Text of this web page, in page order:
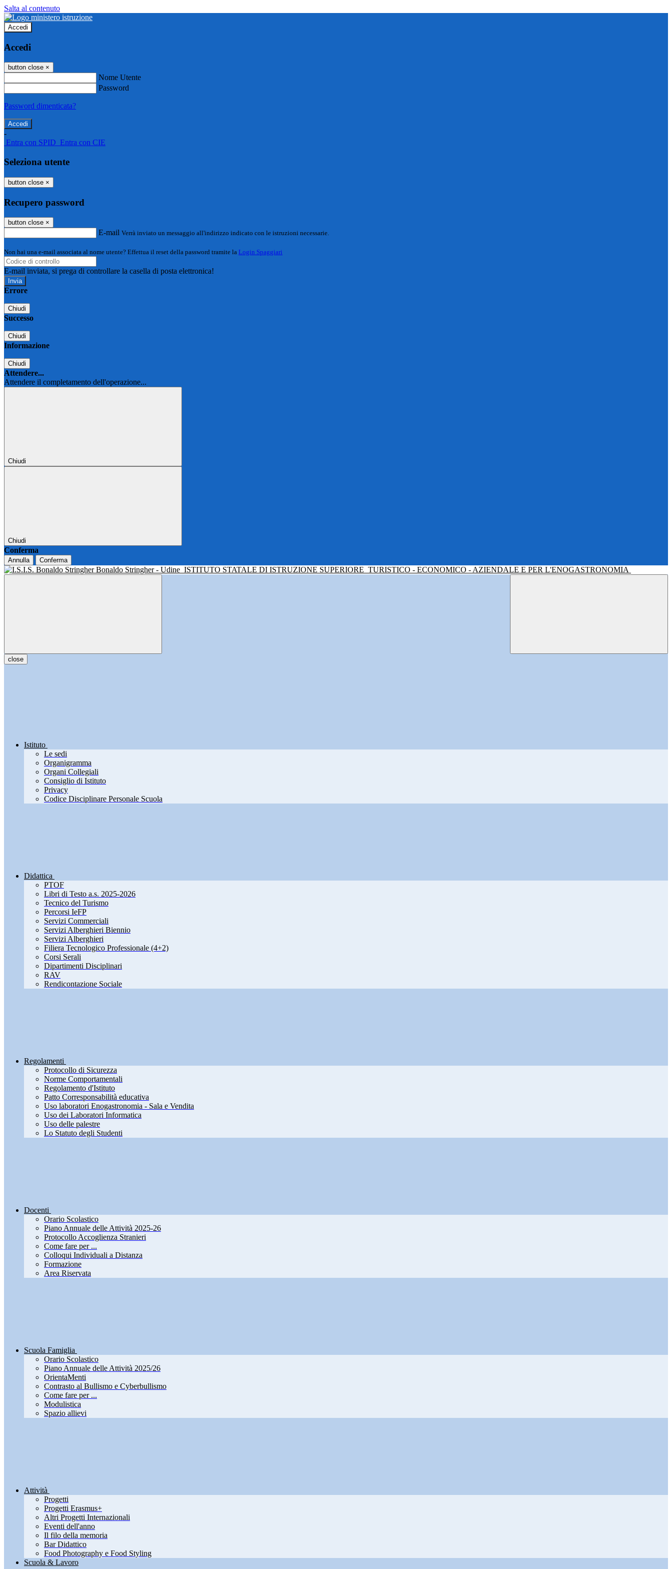
Salta al contenuto
Accedi
Accedi
button close ×
Nome Utente
Password
Password dimenticata?
-
Entra con SPID Entra con CIE
Seleziona utente
button close ×
Recupero password
button close ×
E-mail Verrà inviato un messaggio all'indirizzo indicato con le istruzioni necessarie.
Non hai una e-mail associata al nome utente? Effettua il reset della password tramite la Login Spaggiari
E-mail inviata, si prega di controllare la casella di posta elettronica!
Errore
Chiudi
Successo
Chiudi
Informazione
Chiudi
Attendere...
Attendere il completamento dell'operazione...
Chiudi
Chiudi
Conferma
Annulla Conferma
Bonaldo Stringher - Udine ISTITUTO STATALE DI ISTRUZIONE SUPERIORE TURISTICO - ECONOMICO - AZIENDALE E PER L'ENOGASTRONOMIA
close
Istituto
Le sedi
Organigramma
Organi Collegiali
Consiglio di Istituto
Privacy
Codice Disciplinare Personale Scuola
Didattica
PTOF
Libri di Testo a.s. 2025-2026
Tecnico del Turismo
Percorsi IeFP
Servizi Commerciali
Servizi Alberghieri Biennio
Servizi Alberghieri
Filiera Tecnologico Professionale (4+2)
Corsi Serali
Dipartimenti Disciplinari
RAV
Rendicontazione Sociale
Regolamenti
Protocollo di Sicurezza
Norme Comportamentali
Regolamento d'Istituto
Patto Corresponsabilità educativa
Uso laboratori Enogastronomia - Sala e Vendita
Uso dei Laboratori Informatica
Uso delle palestre
Lo Statuto degli Studenti
Docenti
Orario Scolastico
Piano Annuale delle Attività 2025-26
Protocollo Accoglienza Stranieri
Come fare per ...
Colloqui Individuali a Distanza
Formazione
Area Riservata
Scuola Famiglia
Orario Scolastico
Piano Annuale delle Attività 2025/26
OrientaMenti
Contrasto al Bullismo e Cyberbullismo
Come fare per ...
Modulistica
Spazio allievi
Attività
Progetti
Progetti Erasmus+
Altri Progetti Internazionali
Eventi dell'anno
Il filo della memoria
Bar Didattico
Food Photography e Food Styling
Scuola & Lavoro